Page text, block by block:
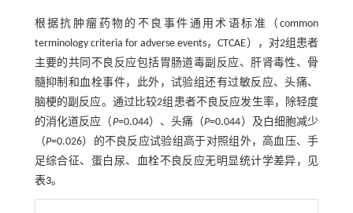
根据抗肿瘤药物的不良事件通用术语标准（common
terminology criteria for adverse events，CTCAE），对2组患者
主要的共同不良反应包括胃肠道毒副反应、肝肾毒性、骨
髓抑制和血栓事件，此外，试验组还有过敏反应、头痛、
脑梗的副反应。通过比较2组患者不良反应发生率，除轻度
的消化道反应（ P=0.044）、头痛（P=0.044）及白细胞减少
（P=0.026）的不良反应试验组高于对照组外，高血压、手
足综合征、蛋白尿、血栓不良反应无明显统计学差异，见
表3。